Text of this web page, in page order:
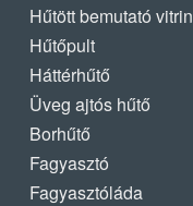
Hűtött bemutató vitrin
Hűtőpult
Háttérhűtő
Üveg ajtós hűtő
Borhűtő
Fagyasztó
Fagyasztóláda